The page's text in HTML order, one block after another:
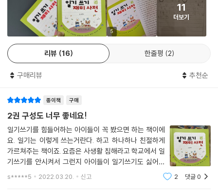
5
11
더보기
리뷰 16 한줄평 2
구매리뷰 추천순
종이책 구매
2권 구성도 너무 좋네요!
일기쓰기를 힘들어하는 아이들이 꼭 봤으면 하는 책이에
요. 일기는 이렇게 쓰는거란다. 하고 하나하나 친절하게
가르쳐주는 책이죠. 요즘은 사생활 침해라고 학교에서 일
기쓰기를 안시켜서 그런지 아이들이 일기쓰기도 싫어하
고 글쓰기도 어려워하는데, 이 책이 많은 도움이 되고 있
s*****5 2022.03.20. 신고 2 댓글0